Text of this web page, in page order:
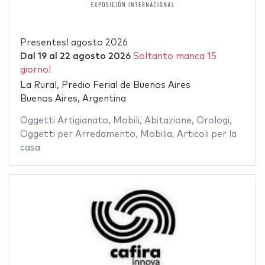
Presentes! agosto 2026
Dal 19al 22 agosto 2026 Soltanto manca 15
giorno!
La Rural, Predio Ferial de Buenos Aires
Buenos Aires, Argentina
Oggetti Artigianato, Mobili, Abitazione, Orologi,
Oggetti per Arredamento, Mobilia, Articoli per la
casa